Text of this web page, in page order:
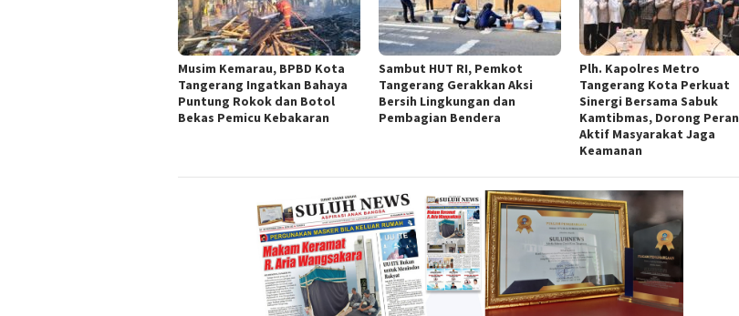
Musim Kemarau, BPBD Kota
Tangerang Ingatkan Bahaya
Puntung Rokok dan Botol
Bekas Pemicu Kebakaran
Sambut HUT RI, Pemkot
Tangerang Gerakkan Aksi
Bersih Lingkungan dan
Pembagian Bendera
Plh. Kapolres Metro
Tangerang Kota Perkuat
Sinergi Bersama Sabuk
Kamtibmas, Dorong Peran
Aktif Masyarakat Jaga
Keamanan